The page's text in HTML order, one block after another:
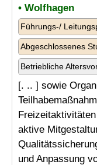
• Wolfhagen
Führungs-/
Abgeschlossenes
Betriebliche
[. .. ] sowie
aktive
und Anpassung